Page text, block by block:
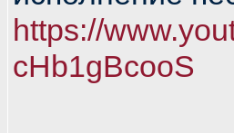
https://
cHb1gBcooS